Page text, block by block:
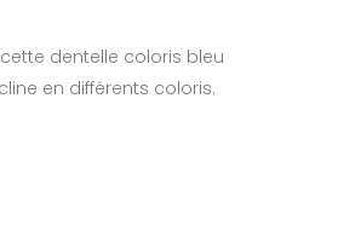
dentelle coloris bleu
en différents coloris.